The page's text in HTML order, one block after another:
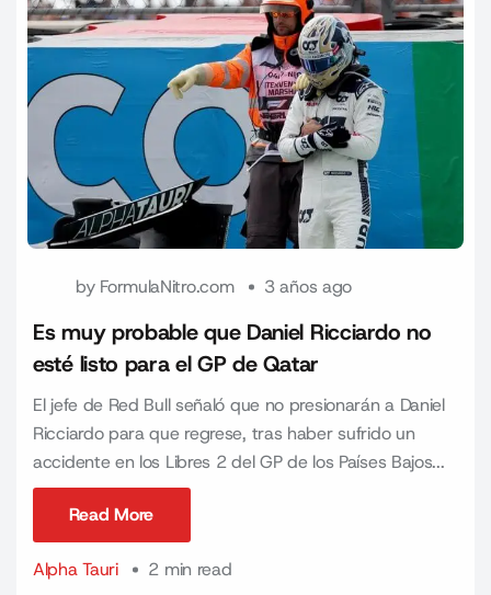
by FormulaNitro.com 3 años ago
Es muy probable que Daniel Ricciardo no
esté listo para el GP de Qatar
El jefe de Red Bull señaló que no presionarán a Daniel
Ricciardo para que regrese, tras haber sufrido un
accidente en los Libres 2 del GP de los Países Bajos...
Read More
Alpha Tauri
2 min read